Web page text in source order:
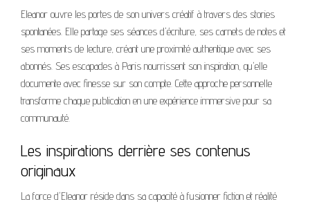
Eleanor ouvre les portes de son univers créatif à travers des stories
spontanées. Elle partage ses séances d'écriture, ses carnets de notes et
ses moments de lecture, créant une proximité authentique avec ses
abonnés. Ses escapades à Paris nourrissent son inspiration, qu'elle
documente avec finesse sur son compte. Cette approche personnelle
transforme chaque publication en une expérience immersive pour sa
communauté.
Les inspirations derrière ses contenus
originaux
La force d'Eleanor réside dans sa capacité à fusionner fiction et réalité